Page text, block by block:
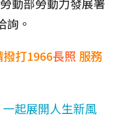
詢。
打1966長照 服務
起展開人生新風